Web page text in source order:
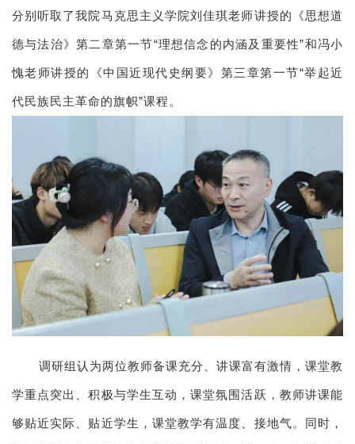
分别听取了我院马克思主义学院刘佳琪老师讲授的《思想道
德与法治》第二章第一节“理想信念的内涵及重要性”和冯小
愧老师讲授的《中国近现代史纲要》第三章第一节“举起近
代民族民主革命的旗帜”课程。
调研组认为两位教师备课充分、讲课富有激情，课堂教
学重点突出、积极与学生互动，课堂氛围活跃，教师讲课能
够贴近实际、贴近学生，课堂教学有温度、接地气。同时，